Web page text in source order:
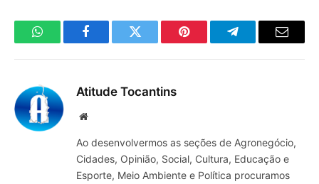
WhatsAppFacebookTwitter Pinterest TelegramaE-
Atitude Tocantins
Site
Ao desenvolvermos as seções de Agronegócio,
Cidades, Opinião, Social, Cultura, Educação e
Esporte, Meio Ambiente e Política procuramos